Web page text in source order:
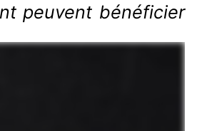
peuvent bénéficier